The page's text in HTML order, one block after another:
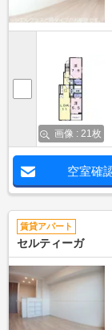
画像 : 21枚
空室確
賃貸アパート
セルティーガ